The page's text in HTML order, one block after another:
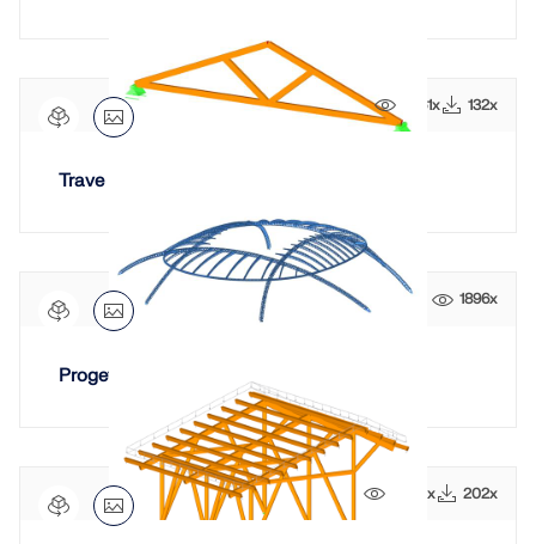
2461x 132x
Trave reticolare
1896x
Progetto stadio con copertura in acciaio
3050x 202x